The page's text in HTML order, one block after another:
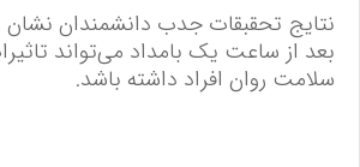
نتایج تحقبقات جدب دانشمندان
بعد از ساعت یک بامداد می‌تواند
سلامت روان افراد داشته باشد.